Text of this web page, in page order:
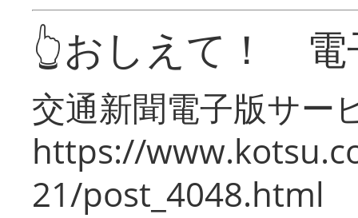
👆おしえて！ 電
交通新聞電子版サー
https://
21/post_4048.html